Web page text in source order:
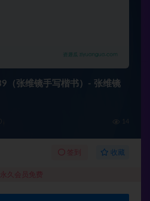
（张维镜手写楷书）- 张维镜
签到 收藏
永久会员免费